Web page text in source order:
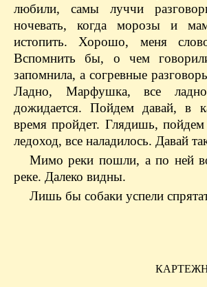
любили, самы луччи
ночевать, когда морозы и
истопить. Хорошо, меня
Вспомнить бы, о чем
запомнила, а согревные
Ладно, Марфушка, все
дожидается. Пойдем давай, в
время пройдет. Глядишь,
ледоход, все наладилось. Давай
Мимо реки пошли, а по ней
реке. Далеко видны.
Лишь бы собаки успели